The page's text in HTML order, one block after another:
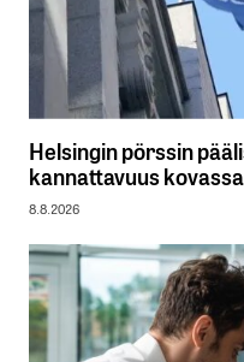
Helsingin pörssin
kannattavuus
8.8.2026